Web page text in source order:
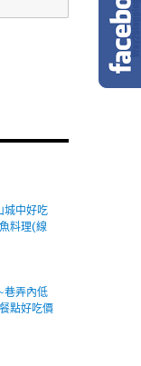
城中好吃
料理(線
巷弄內低
點好吃價